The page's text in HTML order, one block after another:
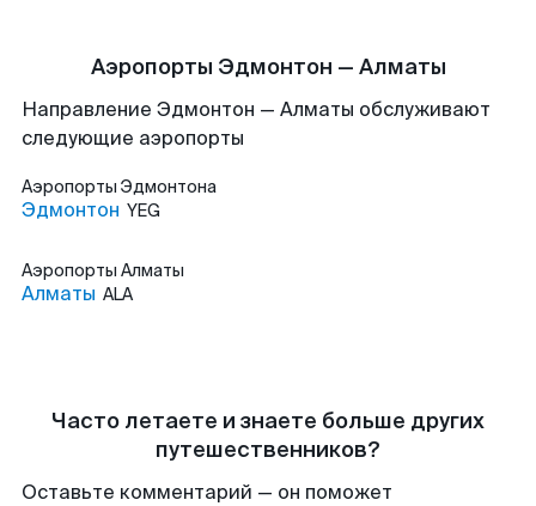
Аэропорты Эдмонтон — Алматы
Направление Эдмонтон — Алматы обслуживают
следующие аэропорты
Аэропорты Эдмонтона
Эдмонтон YEG
Аэропорты Алматы
Алматы ALA
Часто летаете и знаете больше других
путешественников?
Оставьте комментарий — он поможет